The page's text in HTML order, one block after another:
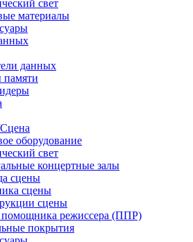
свет
материалы
данных
памяти
оборудование
свет
концертные залы
сцены
сцены
сцены
помощника режиссера (ППР)
покрытия